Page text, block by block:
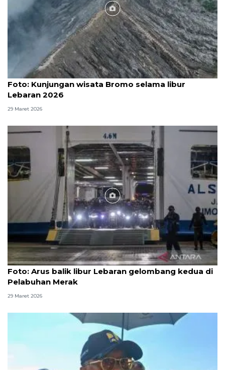
Foto
Foto: Kunjungan wisata Bromo selama libur
Lebaran 2026
29 Maret 2026
Foto
Foto: Arus balik libur Lebaran gelombang kedua di
Pelabuhan Merak
29 Maret 2026